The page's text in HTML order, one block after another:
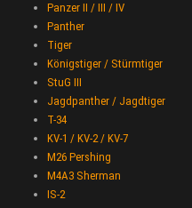
Panzer II / III / IV
Panther
Tiger
Königstiger / Stürmtiger
StuG III
Jagdpanther / Jagdtiger
T-34
KV-1 / KV-2 / KV-7
M26 Pershing
M4A3 Sherman
IS-2